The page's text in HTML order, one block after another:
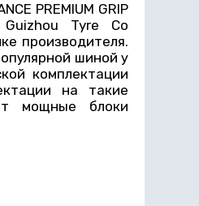
PREMIUM GRIP
Guizhou Tyre Co
производителя.
шиной у
комплектации
на такие
мощные блоки